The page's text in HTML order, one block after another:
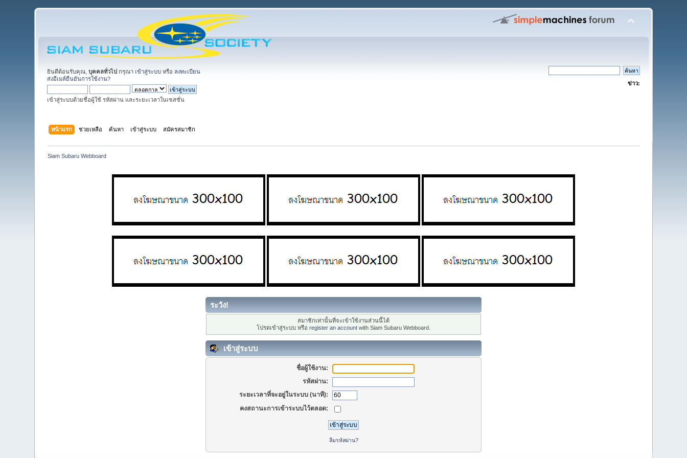
ยินดีต้อนรับคุณ,บุคคลทั่วไป กรุณา เข้าสู่ระบบ หรือ ลงทะเบียน
ส่งอีเมล์ยืนยันการใช้งาน?
เข้าสู่ระบบด้วยชื่อผู้ใช้ รหัสผ่าน และระยะเวลาในเซสชั่น
ข่าว:
หน้าแรก ช่วยเหลือ ค้นหา เข้าสู่ระบบ สมัครสมาชิก
Siam Subaru Webboard
ระวัง!
สมาชิกเท่านั้นที่จะเข้าใช้งานส่วนนี้ได้
โปรดเข้าสู่ระบบ หรือ register an account with Siam Subaru Webboard.
เข้าสู่ระบบ
ชื่อผู้ใช้งาน:
รหัสผ่าน:
ระยะเวลาที่จะอยู่ในระบบ (นาที):
คงสถานะการเข้าระบบไว้ตลอด:
ลืมรหัสผ่าน?